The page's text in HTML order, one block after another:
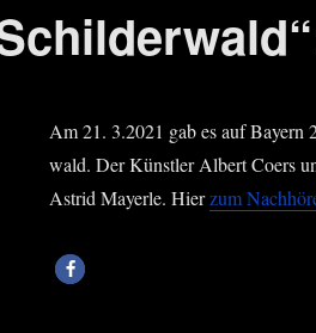
Am 21. 3.2021 gab es auf
wald. Der Künst­ler Albert Coers
Astrid May­er­le. Hierzum